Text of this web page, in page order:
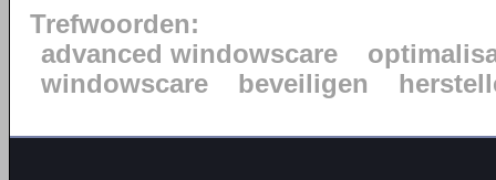
Trefwoorden:
advanced windowscare
windowscare
beveiligen